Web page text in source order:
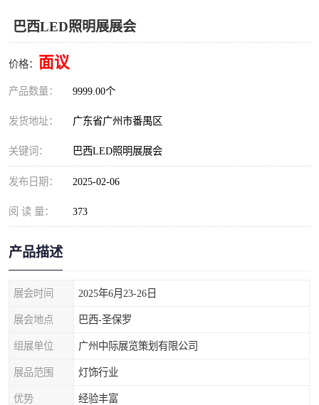
巴西LED照明展展会
价格： 面议
产品数量： 9999.00个
发货地址： 广东省广州市番禺区
关键词： 巴西LED照明展展会
发布日期： 2025-02-06
阅 读 量： 373
产品描述
展会时间 2025年6月23-26日
展会地点 巴西-圣保罗
组展单位 广州中际展览策划有限公司
展品范围 灯饰行业
优势 经验丰富